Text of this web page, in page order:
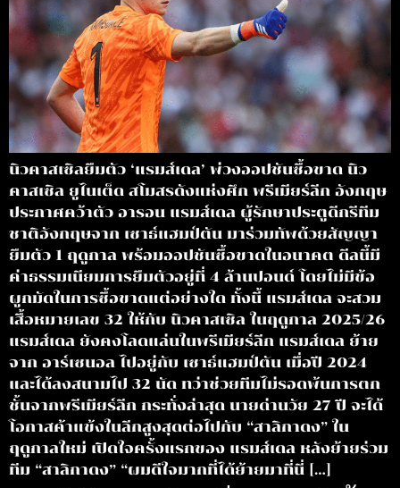
นิวคาสเซิลยืมตัว ‘แรมส์เดล’ พ่วงออปชันซื้อขาด นิว
คาสเซิล ยูไนเต็ด สโมสรดังแห่งศึก พรีเมียร์ลีก อังกฤษ
ประกาศคว้าตัว อารอน แรมส์เดล ผู้รักษาประตูดีกรีทีม
ชาติอังกฤษจาก เซาธ์แฮมป์ตัน มาร่วมทัพด้วยสัญญา
ยืมตัว 1 ฤดูกาล พร้อมออปชันซื้อขาดในอนาคต ดีลนี้มี
ค่าธรรมเนียมการยืมตัวอยู่ที่ 4 ล้านปอนด์ โดยไม่มีข้อ
ผูกมัดในการซื้อขาดแต่อย่างใด ทั้งนี้ แรมส์เดล จะสวม
เสื้อหมายเลข 32 ให้กับ นิวคาสเซิล ในฤดูกาล 2025/26
แรมส์เดล ยังคงโลดแล่นในพรีเมียร์ลีก แรมส์เดล ย้าย
จาก อาร์เซนอล ไปอยู่กับ เซาธ์แฮมป์ตัน เมื่อปี 2024
และได้ลงสนามไป 32 นัด ทว่าช่วยทีมไม่รอดพ้นการตก
ชั้นจากพรีเมียร์ลีก กระทั่งล่าสุด นายด่านวัย 27 ปี จะได้
โอกาสค้าแข้งในลีกสูงสุดต่อไปกับ “สาลิกาดง” ใน
ฤดูกาลใหม่ เปิดใจครั้งแรกของ แรมส์เดล หลังย้ายร่วม
ทีม “สาลิกาดง” “ผมดีใจมากที่ได้ย้ายมาที่นี่ […]